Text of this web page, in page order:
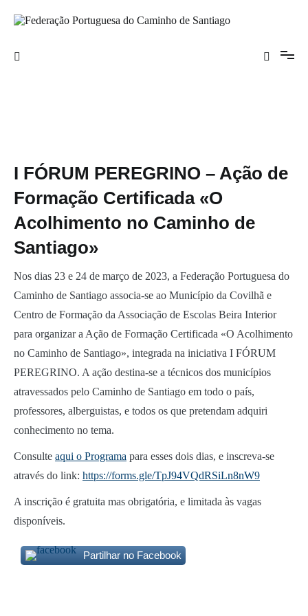
para
Santiago
I FÓRUM PEREGRINO – Ação de
Formação Certificada «O
Acolhimento no Caminho de
Santiago»
Nos dias 23 e 24 de março de 2023, a Federação Portuguesa do
Caminho de Santiago associa-se ao Município da Covilhã e
Centro de Formação da Associação de Escolas Beira Interior
para organizar a Ação de Formação Certificada «O Acolhimento
no Caminho de Santiago», integrada na iniciativa I FÓRUM
PEREGRINO. A ação destina-se a técnicos dos municípios
atravessados pelo Caminho de Santiago em todo o país,
professores, alberguistas, e todos os que pretendam adquiri
conhecimento no tema.
Consulte aqui o Programa para esses dois dias, e inscreva-se
através do link: https://forms.gle/TpJ94VQdRSiLn8nW9
A inscrição é gratuita mas obrigatória, e limitada às vagas
disponíveis.
Partilhar no Facebook